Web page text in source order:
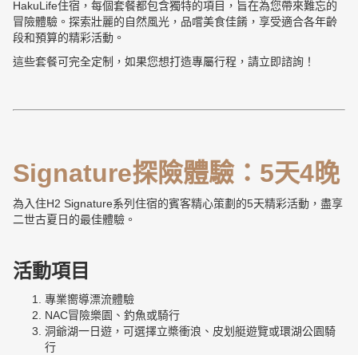
HakuLife住宿，每個套餐都包含獨特的項目，旨在為您帶來難忘的
冒險體驗。探索壯麗的自然風光，品嚐美食佳餚，享受適合各年齡
段和預算的精彩活動。
這些套餐可完全定制，如果您想打造專屬行程，請立即諮詢！
Signature探險體驗：5天4晚
為入住H2 Signature系列住宿的賓客精心策劃的5天精彩活動，盡享
二世古夏日的最佳體驗。
活動項目
專業嚮導漂流體驗
NAC冒險樂園、釣魚或騎行
洞爺湖一日遊，可選擇立槳衝浪、皮划艇遊覽或環湖公園騎
行